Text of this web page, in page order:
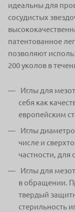
идеальны для
сосудистых
патентованное
позволяют
200 уколов в
Иглы для
себя как
европейским
Иглы
числе и
частности,
Иглы для
в обращении.
твердый
стерильность